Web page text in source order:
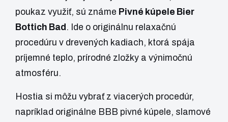
poukaz využiť, sú známe Pivné kúpele Bier
Bottich Bad . Ide o originálnu relaxačnú
procedúru v drevených kadiach, ktorá spája
príjemné teplo, prírodné zložky a výnimočnú
atmosféru.
Hostia si môžu vybrať z viacerých procedúr,
napríklad originálne BBB pivné kúpele, slamové